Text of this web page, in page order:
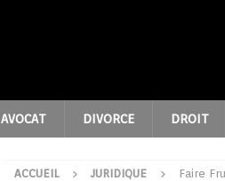
AVOCAT DIVORCE DROIT
ACCUEIL JURIDIQUE
Faire